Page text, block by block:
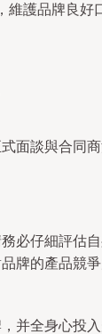
護品牌良好
面談與合
仔細評估
牌的產品競
并全身心投